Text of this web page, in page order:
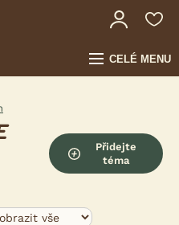
CELÉ MENU
Přidejte
téma